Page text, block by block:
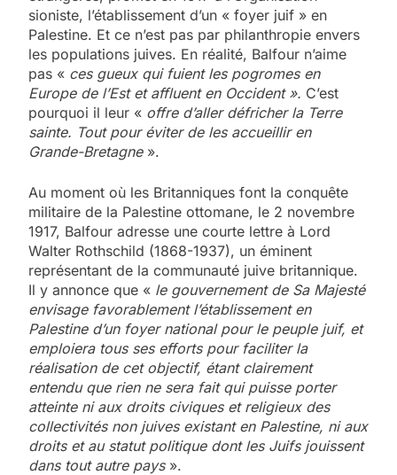
sioniste, l’établissement d’un « foyer juif » en
Palestine. Et ce n’est pas par philanthropie envers
les populations juives. En réalité, Balfour n’aime
pas « ces gueux qui fuient les pogromes en
Europe de l’Est et affluent en Occident ». C’est
pourquoi il leur « offre d’aller défricher la Terre
sainte. Tout pour éviter de les accueillir en
Grande-Bretagne».
Au moment où les Britanniques font la conquête
militaire de la Palestine ottomane, le 2 novembre
1917, Balfour adresse une courte lettre à Lord
Walter Rothschild (1868-1937), un éminent
représentant de la communauté juive britannique.
Il y annonce que « le gouvernement de Sa Majesté
envisage favorablement l’établissement en
Palestine d’un foyer national pour le peuple juif, et
emploiera tous ses efforts pour faciliter la
réalisation de cet objectif, étant clairement
entendu que rien ne sera fait qui puisse porter
atteinte ni aux droits civiques et religieux des
collectivités non juives existant en Palestine, ni aux
droits et au statut politique dont les Juifs jouissent
dans tout autre pays».